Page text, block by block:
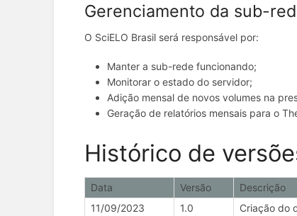
Gerenciamento da sub-
O SciELO Brasil será responsável por:
Manter a sub-rede funcionando;
Monitorar o estado do servidor;
Adição mensal de novos volumes na
Geração de relatórios mensais para o
Histórico de
Data Versão Descrição
11/09/2023
1.0 Criação do